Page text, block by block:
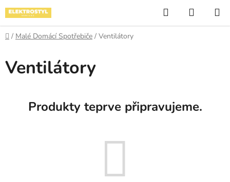
Přejít
na
obsah
Hledat
KOŠÍK
Domů
/ Malé Domácí Spotřebiče / Ventilátory
Ventilátory
Produkty teprve připravujeme.